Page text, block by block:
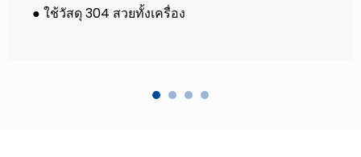
● ใช้วัสดุ 304 สวยทั้งเครื่อง